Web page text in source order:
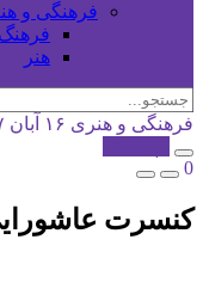
فرهنگی و
هنر
فرهنگی و هنری ۱۶ آبان ۱۳۹۷ - 8 سال پیش
0
کنسرت